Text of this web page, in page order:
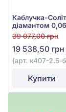
Каблучка-
діамантом
червоного
арт. к407-2.5к-
39 077,00 грн
19 538,50 грн
(арт. к407-2.5-
Купити